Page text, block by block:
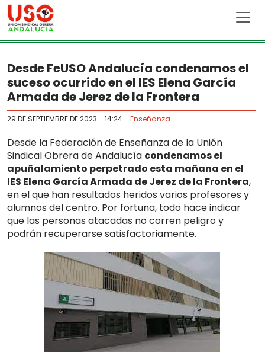
Skip to main content
Desde FeUSO Andalucía condenamos el
suceso ocurrido en el IES Elena García
Armada de Jerez de la Frontera
29 DE SEPTIEMBRE DE 2023 - 14:24- Enseñanza
Desde la Federación de Enseñanza de la Unión
Sindical Obrera de Andalucía condenamos el
apuñalamiento perpetrado esta mañana en el
IES Elena García Armada de Jerez de la Frontera,
en el que han resultados heridos varios profesores y
alumnos del centro. Por fortuna, todo hace indicar
que las personas atacadas no corren peligro y
podrán recuperarse satisfactoriamente.